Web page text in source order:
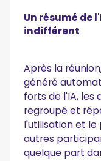
Un résumé de
indifférent
Après la
généré
forts de l'IA, les
regroupé et
l'utilisation et le
autres
quelque part